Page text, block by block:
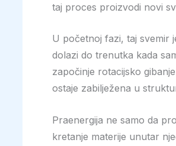
taj proces proizvodi novi
U početnoj fazi, taj svemir
dolazi do trenutka kada
započinje rotacijsko
ostaje zabilježena u
Praenergija ne samo da
kretanje materije unutar